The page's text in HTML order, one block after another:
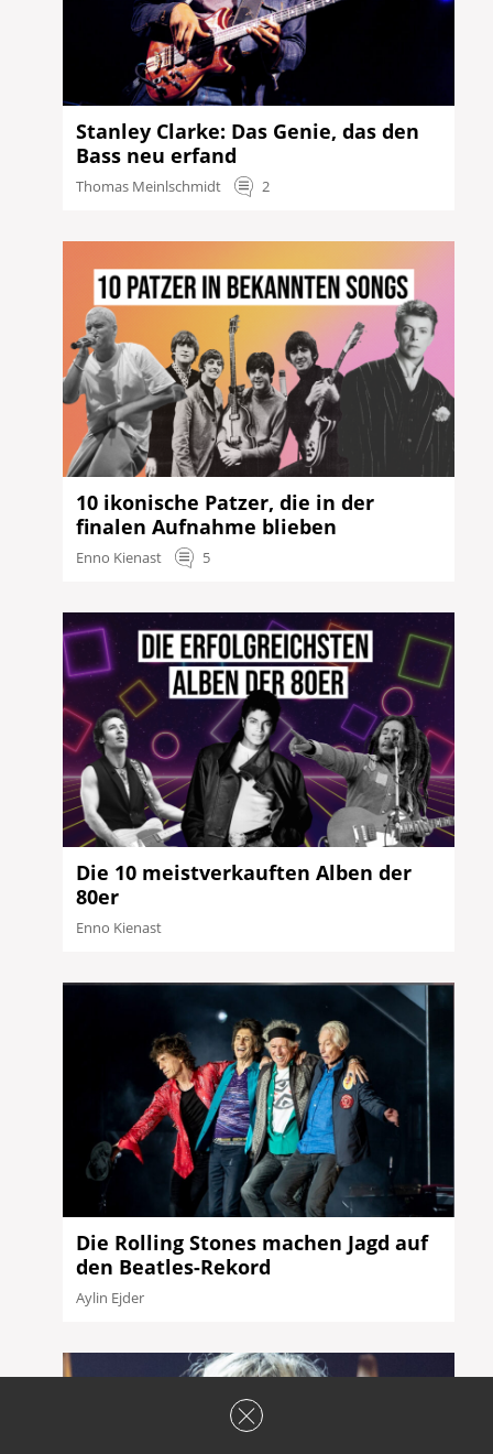
Stanley Clarke: Das Genie, das den
Bass neu erfand
Thomas Meinlschmidt 2
10 ikonische Patzer, die in der
finalen Aufnahme blieben
Enno Kienast 5
Die 10 meistverkauften Alben der
80er
Enno Kienast
Die Rolling Stones machen Jagd auf
den Beatles-Rekord
Aylin Ejder